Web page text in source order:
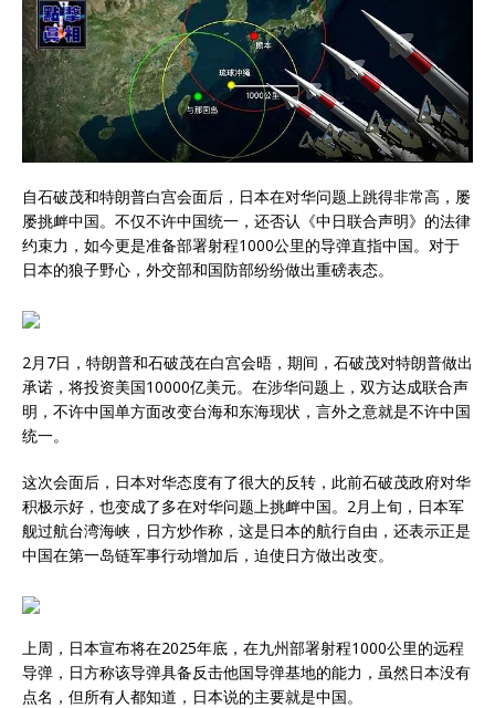
自石破茂和特朗普白宫会面后，日本在对华问题上跳得非常高，屡
屡挑衅中国。不仅不许中国统一，还否认《中日联合声明》的法律
约束力，如今更是准备部署射程1000公里的导弹直指中国。对于
日本的狼子野心，外交部和国防部纷纷做出重磅表态。
2月7日，特朗普和石破茂在白宫会晤，期间，石破茂对特朗普做出
承诺，将投资美国10000亿美元。在涉华问题上，双方达成联合声
明，不许中国单方面改变台海和东海现状，言外之意就是不许中国
统一。
这次会面后，日本对华态度有了很大的反转，此前石破茂政府对华
积极示好，也变成了多在对华问题上挑衅中国。2月上旬，日本军
舰过航台湾海峡，日方炒作称，这是日本的航行自由，还表示正是
中国在第一岛链军事行动增加后，迫使日方做出改变。
上周，日本宣布将在2025年底，在九州部署射程1000公里的远程
导弹，日方称该导弹具备反击他国导弹基地的能力，虽然日本没有
点名，但所有人都知道，日本说的主要就是中国。